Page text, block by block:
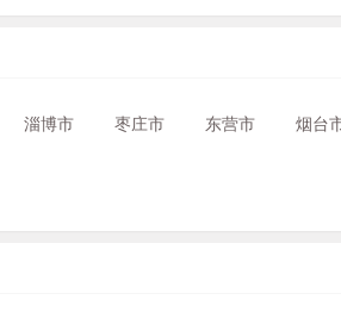
淄博市 枣庄市 东营市 烟台